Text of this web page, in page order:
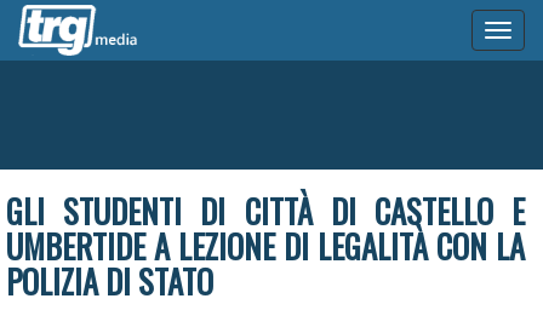
GLI STUDENTI DI CITTÀ DI CASTELLO E
UMBERTIDE A LEZIONE DI LEGALITÀ CON LA
POLIZIA DI STATO